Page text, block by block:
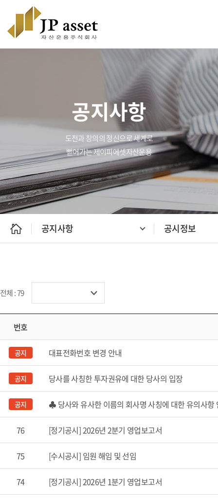
공지사항
도전과 창의의 정신으로 세계로
뻗어가는 제이피에셋자산운용
공지사항 공시정보
전체 : 79
번호
공지 대표전화번호 변경 안내
공지 당사를 사칭한 투자권유에 대한 당사의 입장
공지 ♣ 당사와 유사한 이름의 회사명 사칭에 대한 유의사
76 [정기공시] 2026년 2분기 영업보고서
75 [수시공시] 임원 해임 및 선임
74 [정기공시] 2026년 1분기 영업보고서